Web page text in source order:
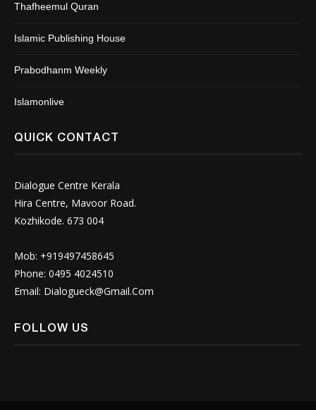
Thafheemul Quran
Islamic Publishing House
Prabodhanm Weekly
Islamonlive
QUICK CONTACT
Dialogue Centre Kerala
Hira Centre, Mavoor Road.
Kozhikode. 673 004
Mob: +919497458645
Phone: 0495 4024510
Email: Dialogueck@Gmail.Com
FOLLOW US